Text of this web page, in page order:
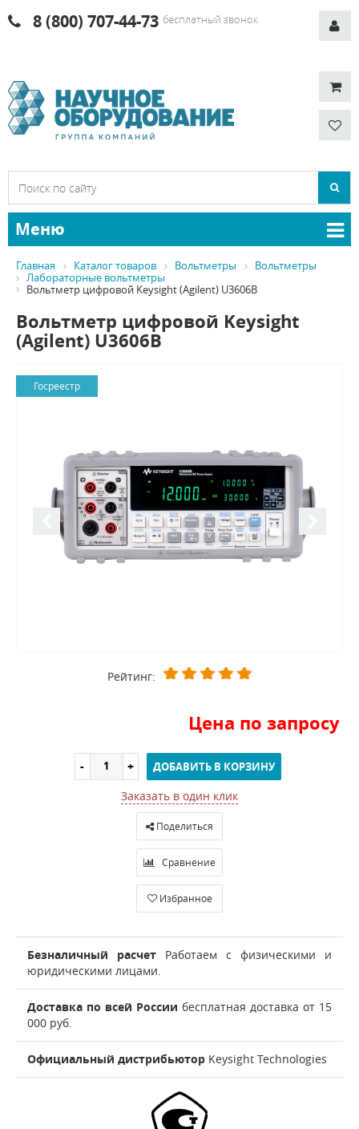
8 (800) 707-44-73 бесплатный звонок
Меню
Главная Каталог товаров Вольтметры
Вольтметры
Лабораторные вольтметры
Вольтметр цифровой Keysight (Agilent) U3606B
Вольтметр цифровой Keysight
(Agilent) U3606B
Госреестр
Рейтинг:
Цена по запросу
ДОБАВИТЬ В КОРЗИНУ
Заказать в один клик
Поделиться
Сравнение
Избранное
Безналичный расчет Работаем с физическими и
юридическими лицами.
Доставка по всей России бесплатная доставка от 15
000 руб.
Официальный дистрибьютор Keysight Technologies